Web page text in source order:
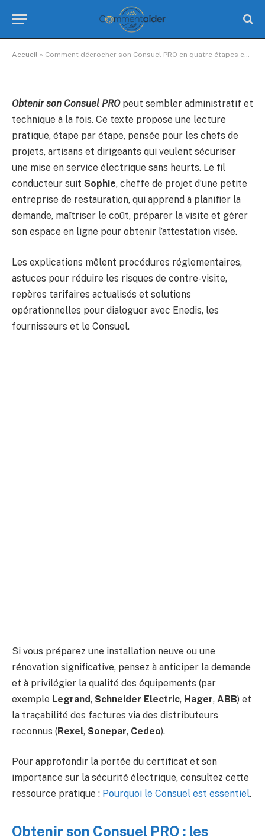
Accueil » Comment décrocher son Consuel PRO en quatre étapes essentielles en août 2025
essentielles en août 2025
Obtenir son Consuel PROpeut sembler administratif et
technique à la fois. Ce texte propose une lecture
pratique, étape par étape, pensée pour les chefs de
projets, artisans et dirigeants qui veulent sécuriser
une mise en service électrique sans heurts. Le fil
conducteur suit Sophie, cheffe de projet d’une petite
entreprise de restauration, qui apprend à planifier la
demande, maîtriser le coût, préparer la visite et gérer
son espace en ligne pour obtenir l’attestation visée.
Les explications mêlent procédures réglementaires,
astuces pour réduire les risques de contre-visite,
repères tarifaires actualisés et solutions
opérationnelles pour dialoguer avec Enedis, les
fournisseurs et le Consuel.
Si vous préparez une installation neuve ou une
rénovation significative, pensez à anticiper la demande
et à privilégier la qualité des équipements (par
exemple Legrand, Schneider Electric, Hager, ABB) et
la traçabilité des factures via des distributeurs
reconnus (Rexel, Sonepar, Cedeo).
Pour approfondir la portée du certificat et son
importance sur la sécurité électrique, consultez cette
ressource pratique : Pourquoi le Consuel est essentiel.
Obtenir son Consuel PRO : les